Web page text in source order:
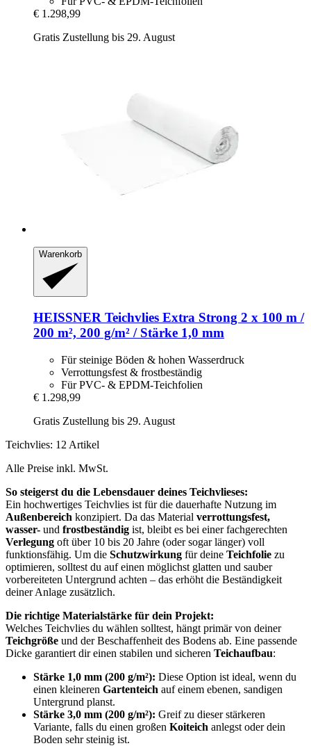
€ 1.298,99
Gratis Zustellung bis 29. August
Warenkorb
HEISSNER Teichvlies Extra Strong 2 x 100 m /
200 m², 200 g/m² / Stärke 1,0 mm
Für steinige Böden & hohen Wasserdruck
Verrottungsfest & frostbeständig
Für PVC- & EPDM-Teichfolien
€ 1.298,99
Gratis Zustellung bis 29. August
Teichvlies: 12 Artikel
Alle Preise inkl. MwSt.
So steigerst du die Lebensdauer deines Teichvlieses:
Ein hochwertiges Teichvlies ist für die dauerhafte Nutzung im
Außenbereich konzipiert. Da das Material verrottungsfest,
wasser- und frostbeständig ist, bleibt es bei einer fachgerechten
Verlegung oft über 10 bis 20 Jahre (oder sogar länger) voll
funktionsfähig. Um die Schutzwirkung für deine Teichfolie zu
optimieren, solltest du auf einen möglichst glatten und sauber
vorbereiteten Untergrund achten – das erhöht die Beständigkeit
deiner Anlage zusätzlich.
Die richtige Materialstärke für dein Projekt:
Welches Teichvlies du wählen solltest, hängt primär von deiner
Teichgröße und der Beschaffenheit des Bodens ab. Eine passende
Dicke garantiert dir einen stabilen und sicheren Teichaufbau:
Stärke 1,0 mm (200 g/m²): Diese Option ist ideal, wenn du
einen kleineren Gartenteich auf einem ebenen, sandigen
Untergrund planst.
Stärke 3,0 mm (200 g/m²): Greif zu dieser stärkeren
Variante, falls du einen großen Koiteich anlegst oder dein
Boden sehr steinig ist.